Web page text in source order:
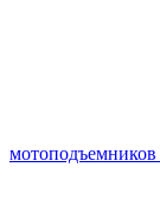
мотоподъемников